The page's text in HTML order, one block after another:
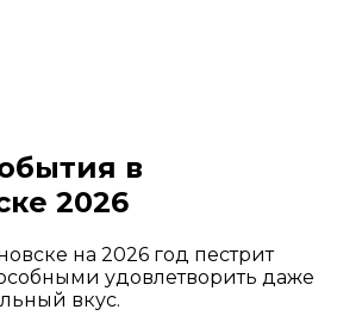
в
2026
на 2026 год пестрит
удовлетворить даже
вкус.